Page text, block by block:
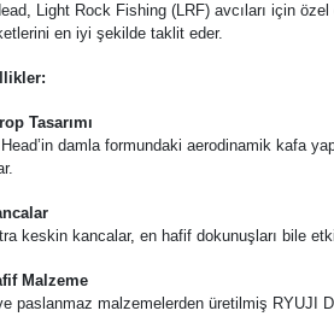
, Light Rock Fishing (LRF) avcıları için
en iyi şekilde taklit eder.
Tasarımı
damla formundaki aerodinamik kafa
keskin kancalar, en hafif dokunuşları bile
Malzeme
paslanmaz malzemelerden üretilmiş RYUJI